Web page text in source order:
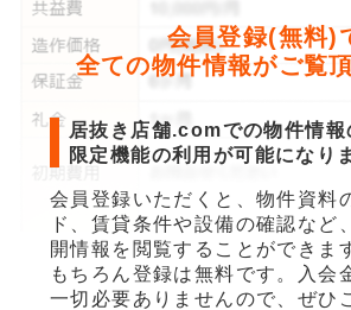
会員登録(無料)
全ての物件情報がご覧
居抜き店舗.comでの物件情報
限定機能の利用が可能になり
会員登録いただくと、物件資料
ド、賃貸条件や設備の確認など
開情報を閲覧することができま
もちろん登録は無料です。入会
一切必要ありませんので、ぜひ